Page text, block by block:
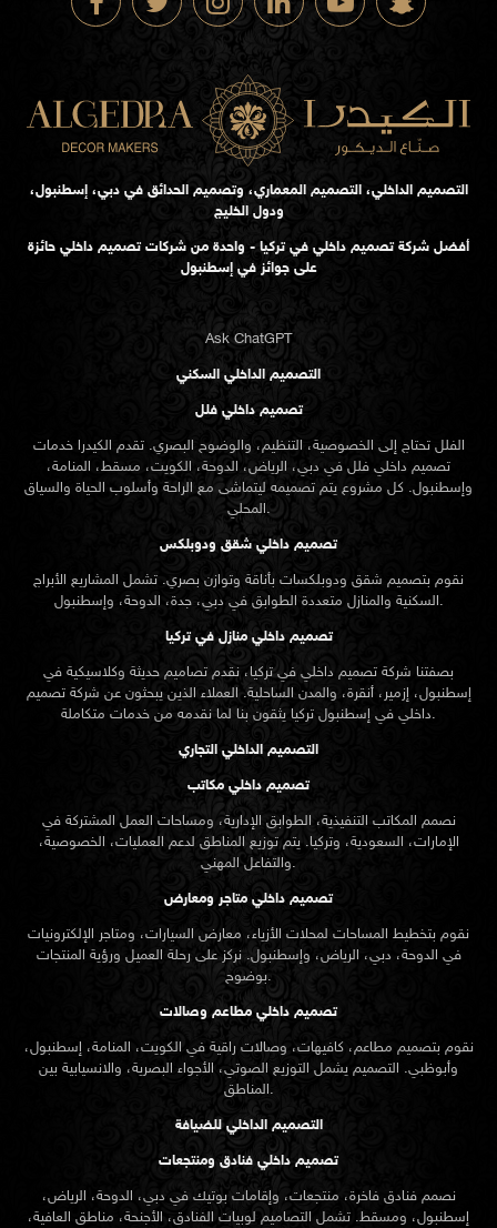
التصميم الداخلي، التصميم المعماري، وتصميم الحدائق في دبي، إسطنبول،
ودول الخليج
أفضل شركة تصميم داخلي في تركيا - واحدة من شركات تصميم داخلي حائزة
على جوائز في إسطنبول
Ask ChatGPT
التصميم الداخلي السكني
تصميم داخلي فلل
الفلل تحتاج إلى الخصوصية، التنظيم، والوضوح البصري. تقدم الكيدرا خدمات
تصميم داخلي فلل في دبي، الرياض، الدوحة، الكويت، مسقط، المنامة،
وإسطنبول. كل مشروع يتم تصميمه ليتماشى مع الراحة وأسلوب الحياة والسياق
المحلي.
تصميم داخلي شقق ودوبلكس
نقوم بتصميم شقق ودوبلكسات بأناقة وتوازن بصري. تشمل المشاريع الأبراج
السكنية والمنازل متعددة الطوابق في دبي، جدة، الدوحة، وإسطنبول.
تصميم داخلي منازل في تركيا
بصفتنا شركة تصميم داخلي في تركيا، نقدم تصاميم حديثة وكلاسيكية في
إسطنبول، إزمير، أنقرة، والمدن الساحلية. العملاء الذين يبحثون عن شركة تصميم
داخلي في إسطنبولتركيا يثقون بنا لما نقدمه من خدمات متكاملة.
التصميم الداخلي التجاري
تصميم داخلي مكاتب
نصمم المكاتب التنفيذية، الطوابق الإدارية، ومساحات العمل المشتركة في
الإمارات، السعودية، وتركيا. يتم توزيع المناطق لدعم العمليات، الخصوصية،
والتفاعل المهني.
تصميم داخلي متاجر ومعارض
نقوم بتخطيط المساحات لمحلات الأزياء، معارض السيارات، ومتاجر الإلكترونيات
في الدوحة، دبي، الرياض، وإسطنبول. نركز على رحلة العميل ورؤية المنتجات
بوضوح.
تصميم داخلي مطاعم وصالات
نقوم بتصميم مطاعم، كافيهات، وصالات راقية في الكويت، المنامة، إسطنبول،
وأبوظبي. التصميم يشمل التوزيع الصوتي، الأجواء البصرية، والانسيابية بين
المناطق.
التصميم الداخلي للضيافة
تصميم داخلي فنادق ومنتجعات
نصمم فنادق فاخرة، منتجعات، وإقامات بوتيك في دبي، الدوحة، الرياض،
إسطنبول، ومسقط. تشمل التصاميم لوبيات الفنادق، الأجنحة، مناطق العافية،